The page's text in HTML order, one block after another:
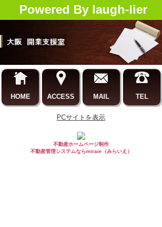
Powered By laugh-lier
HOME ACCESS MAIL TEL
PCサイトを表示
不動産ホームページ制作
不動産管理システムならmiraie（みらいえ）